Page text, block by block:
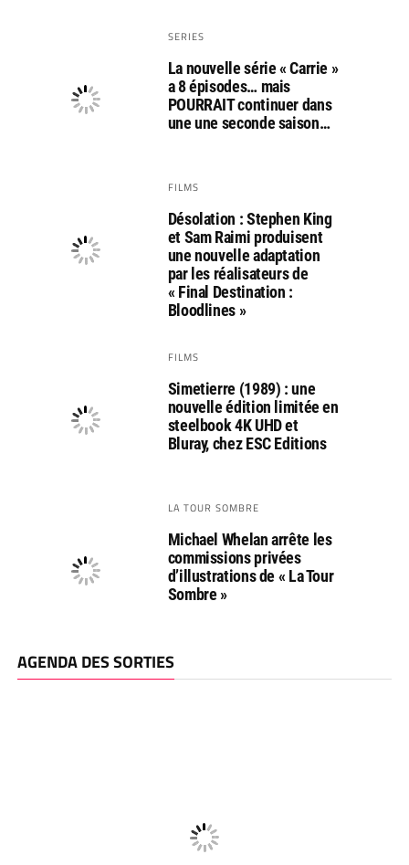
SERIES
La nouvelle série « Carrie »
a 8 épisodes… mais
POURRAIT continuer dans
une une seconde saison…
FILMS
Désolation : Stephen King
et Sam Raimi produisent
une nouvelle adaptation
par les réalisateurs de
« Final Destination :
Bloodlines »
FILMS
Simetierre (1989) : une
nouvelle édition limitée en
steelbook 4K UHD et
Bluray, chez ESC Editions
LA TOUR SOMBRE
Michael Whelan arrête les
commissions privées
d’illustrations de « La Tour
Sombre »
AGENDA DES SORTIES